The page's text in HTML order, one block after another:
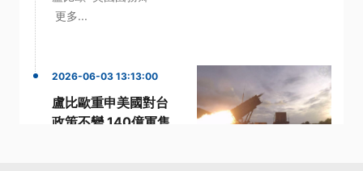
更多...
2026-06-03 13:13:00
盧比歐重申美國對台
政策不變 140億軍售